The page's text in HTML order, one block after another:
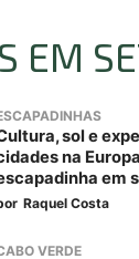
EM
sol e
na
em
Raquel Costa
VERDE